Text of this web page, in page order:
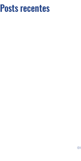
Posts recentes